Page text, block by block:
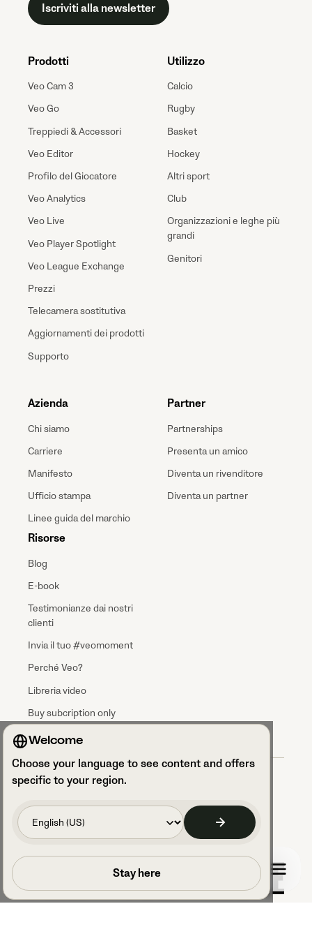
Prenota una chiamata
Welcome
Choose your language to see content and offers
specific to your region.
Stay here
Iscriviti alla newsletter
Prodotti
Veo Cam 3
Veo Go
Treppiedi & Accessori
Veo Editor
Profilo del Giocatore
Veo Analytics
Veo Live
Veo Player Spotlight
Veo League Exchange
Prezzi
Telecamera sostitutiva
Aggiornamenti dei prodotti
Supporto
Utilizzo
Calcio
Rugby
Basket
Hockey
Altri sport
Club
Organizzazioni e leghe più
grandi
Genitori
Azienda
Chi siamo
Carriere
Manifesto
Ufficio stampa
Linee guida del marchio
Risorse
Blog
E-book
Testimonianze dai nostri
clienti
Invia il tuo #veomoment
Perché Veo?
Libreria video
Buy subcription only
Partner
Partnerships
Presenta un amico
Diventa un rivenditore
Diventa un partner
Termini & condizioni
Accordo per il trattamento dei dati
Accedere alle impostazioni dei cookie